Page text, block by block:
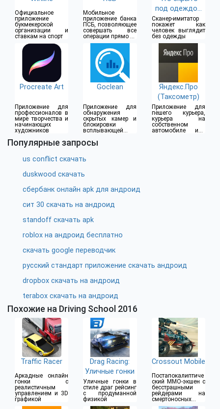
Официальное
приложение
букмекерской
организации и
ставкам на спорт
Мобильное
приложение банка
ПСБ, позволяющее
совершать все
операции прямо из
дома
под одеждой
(18+)
Сканер-имитатор
покажет как
человек выглядит
без одежды
Procreate Art
Приложение для
профессионалов в
мире творчества и
начинающих
художников
Goclean
Приложение для
обнаружения
скрытых камер и
блокировки
всплывающей
Яндекс.Про
(Таксометр)
Приложение для
пешего курьера,
курьера на
собственном
автомобиле или
Популярные запросы
us conflict скачать
duskwood скачать
сбербанк онлайн apk для андроид
сит 30 скачать на андроид
standoff скачать apk
roblox на андроид бесплатно
скачать google переводчик
русский стандарт приложение скачать андроид
dropbox скачать на андроид
terabox скачать на андроид
Похожие на Driving School 2016
Traffic Racer
Аркадные онлайн
гонки с
реалистичным
управлением и 3D
графикой
Drag Racing:
Уличные гонки
Уличные гонки в
стиле драг рейсинг
с продуманной
физикой
Crossout Mobile
Постапокалиптиче
ский MMO-экшен с
бесстрашными
рейдерами на
смертоносных
бронемобилях